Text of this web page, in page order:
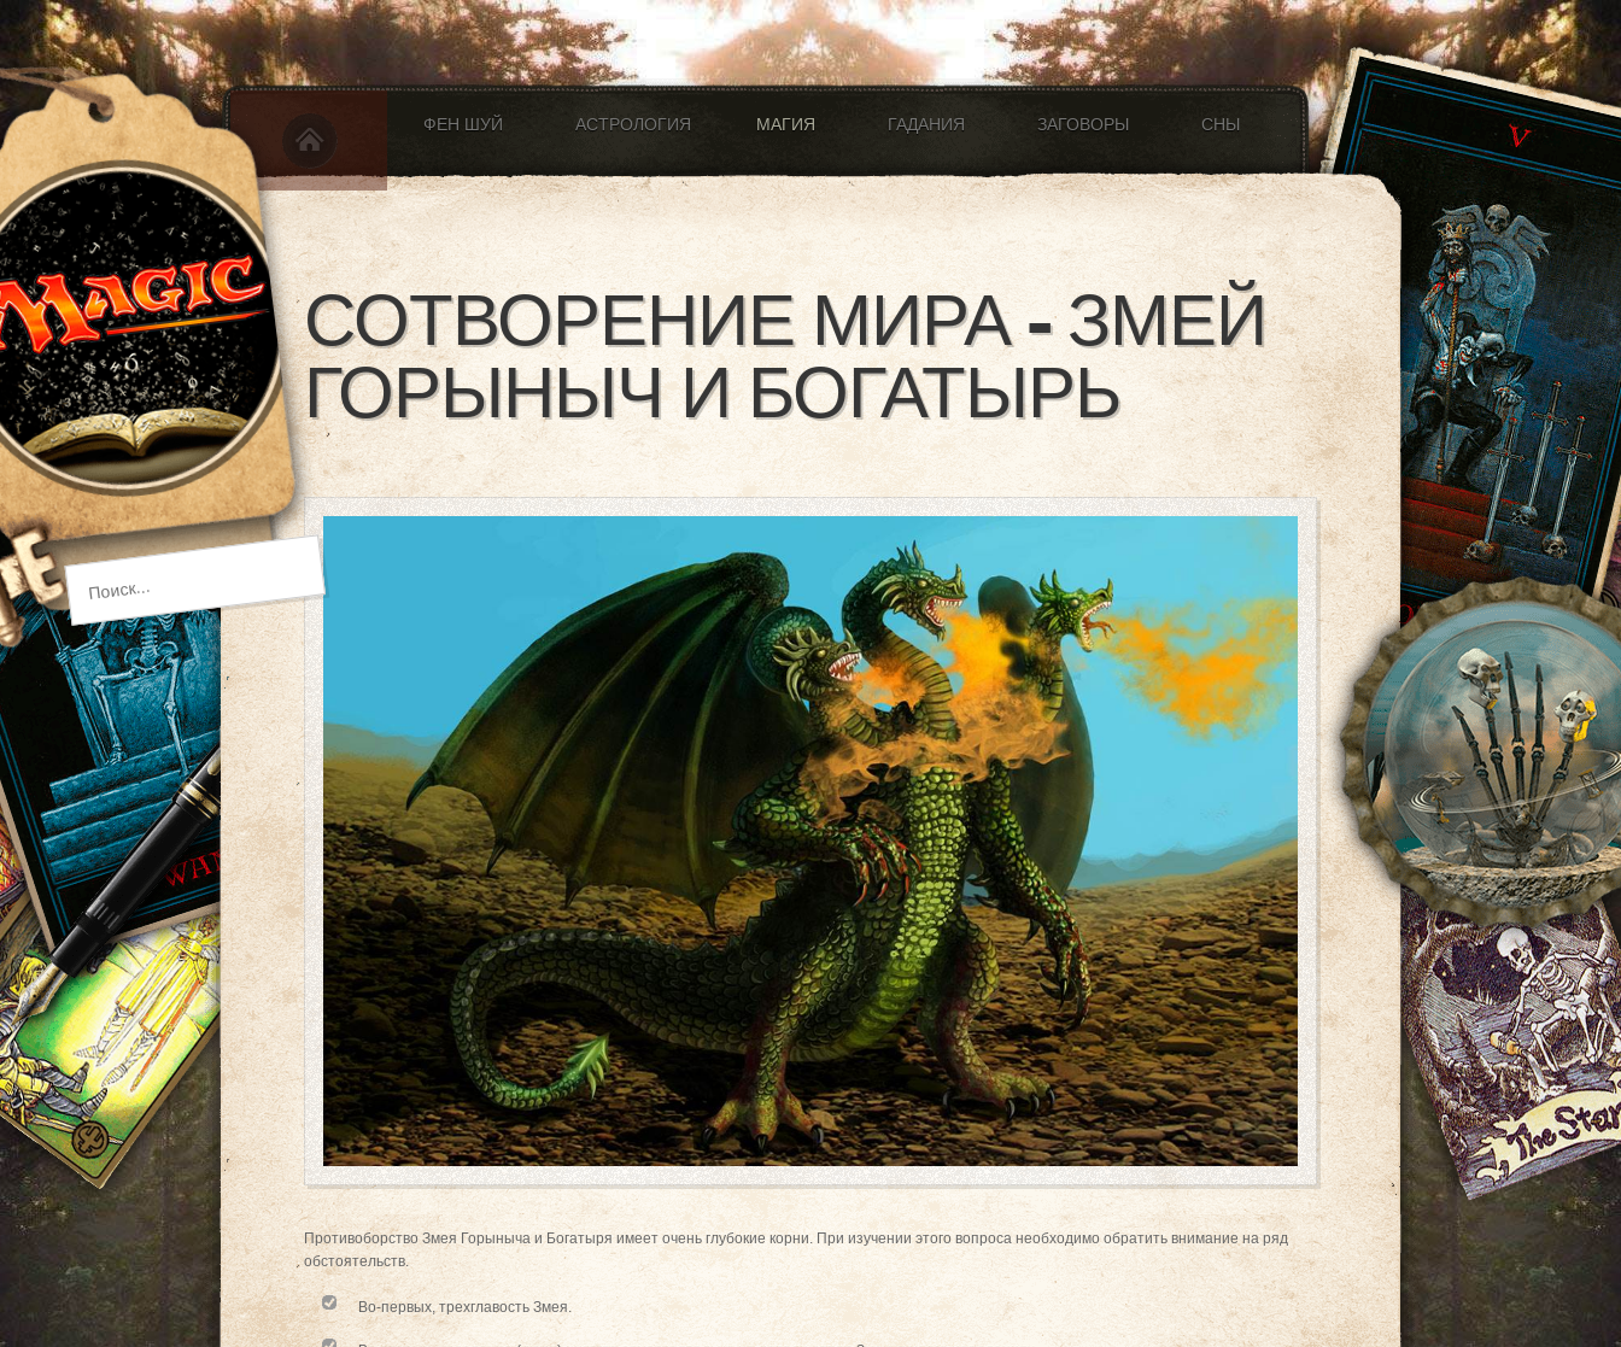
ФЕН ШУЙ АСТРОЛОГИЯ МАГИЯ ГАДАНИЯ ЗАГОВОРЫ СНЫ
СОТВОРЕНИЕ МИРА - ЗМЕЙ
ГОРЫНЫЧ И БОГАТЫРЬ
Противоборство Змея Горыныча и Богатыря имеет очень глубокие корни. При изучении этого вопроса необходимо обратить внимание на ряд
обстоятельств.
Во-первых, трехглавость Змея.